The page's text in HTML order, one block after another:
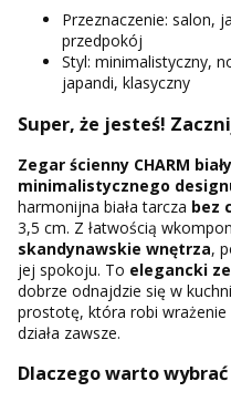
Przeznaczenie: salon,
przedpokój
Styl: minimalistyczny,
japandi, klasyczny
Super, że jesteś!
Zegar ścienny CHARM biały
minimalistycznego
harmonijna biała tarcza bez
3,5 cm. Z łatwością
skandynawskie wnętrza,
jej spokoju. To elegancki
dobrze odnajdzie się w
prostotę, która robi wrażenie
działa zawsze.
Dlaczego warto wybrać